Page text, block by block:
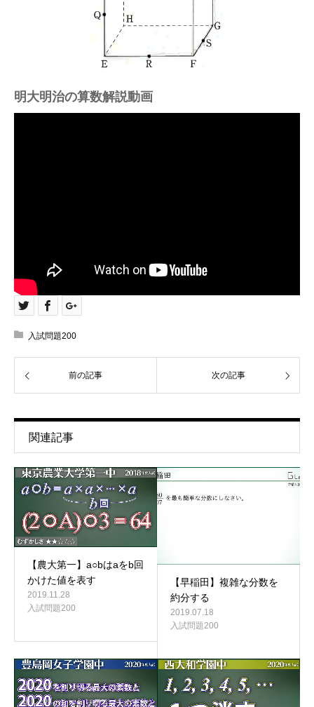
明大明治の算数解説動画
入試問題200
前の記事 次の記事
関連記事
【農大第一】a○bはaをb回
かけた値を表す
2019.11.28
入試問題200
【早稲田】複雑な分数を
約分する
2019.07.18
入試問題200